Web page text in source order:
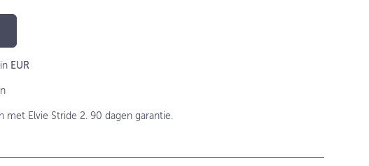
EUR
met Elvie Stride 2. 90 dagen garantie.